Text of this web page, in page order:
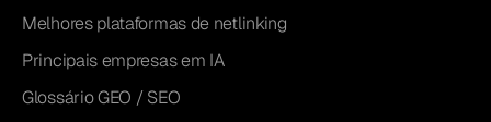
Melhores plataformas de netlinking
Principais empresas em IA
Glossário GEO / SEO